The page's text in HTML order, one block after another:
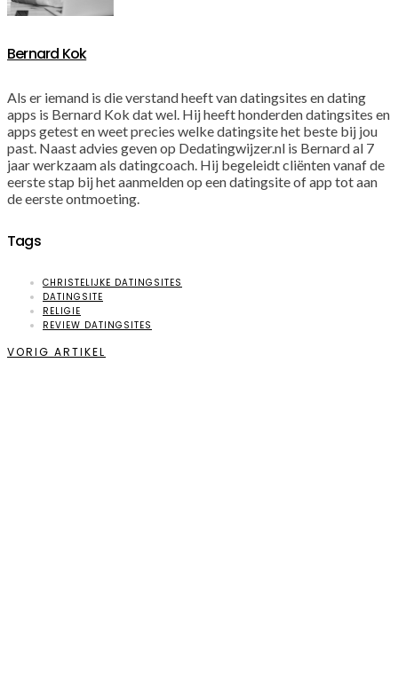
Bernard Kok
Als er iemand is die verstand heeft van datingsites en dating
apps is Bernard Kok dat wel. Hij heeft honderden datingsites en
apps getest en weet precies welke datingsite het beste bij jou
past. Naast advies geven op Dedatingwijzer.nl is Bernard al 7
jaar werkzaam als datingcoach. Hij begeleidt cliënten vanaf de
eerste stap bij het aanmelden op een datingsite of app tot aan
de eerste ontmoeting.
Tags
CHRISTELIJKE DATINGSITES
DATINGSITE
RELIGIE
REVIEW DATINGSITES
VORIG ARTIKEL